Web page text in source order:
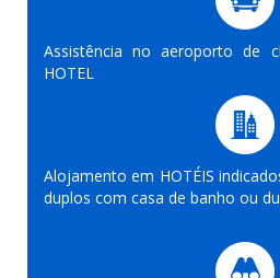
Assistência no aeroporto de
HOTEL
Alojamento em HOTÉIS
duplos com casa de banho ou